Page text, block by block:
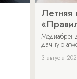
Летняя
дачную
3 августа